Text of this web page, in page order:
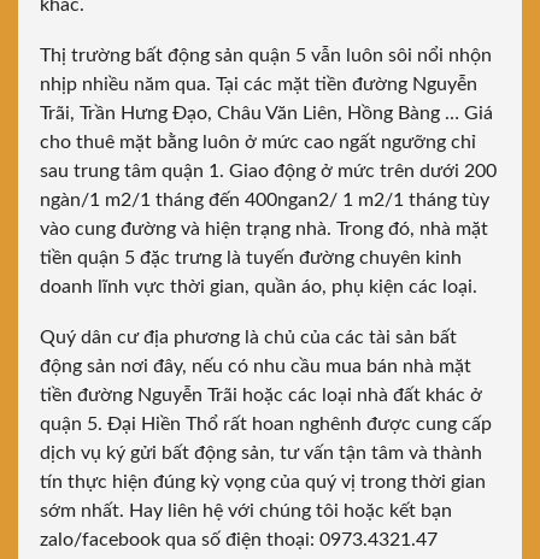
khác.
Thị trường bất động sản quận 5 vẫn luôn sôi nổi nhộn
nhịp nhiều năm qua. Tại các mặt tiền đường Nguyễn
Trãi, Trần Hưng Đạo, Châu Văn Liên, Hồng Bàng … Giá
cho thuê mặt bằng luôn ở mức cao ngất ngưỡng chỉ
sau trung tâm quận 1. Giao động ở mức trên dưới 200
ngàn/1 m2/1 tháng đến 400ngan2/ 1 m2/1 tháng tùy
vào cung đường và hiện trạng nhà. Trong đó, nhà mặt
tiền quận 5 đặc trưng là tuyến đường chuyên kinh
doanh lĩnh vực thời gian, quần áo, phụ kiện các loại.
Quý dân cư địa phương là chủ của các tài sản bất
động sản nơi đây, nếu có nhu cầu mua bán nhà mặt
tiền đường Nguyễn Trãi hoặc các loại nhà đất khác ở
quận 5. Đại Hiền Thổ rất hoan nghênh được cung cấp
dịch vụ ký gửi bất động sản, tư vấn tận tâm và thành
tín thực hiện đúng kỳ vọng của quý vị trong thời gian
sớm nhất. Hay liên hệ với chúng tôi hoặc kết bạn
zalo/facebook qua số điện thoại: 0973.4321.47